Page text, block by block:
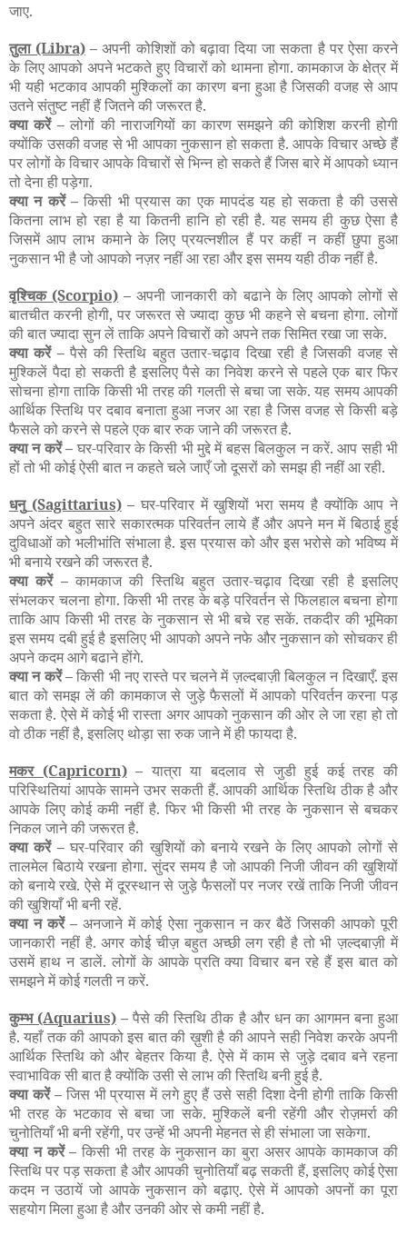
जाए.
तुला(Libra) – अपनी कोशिशों को बढ़ावा दिया जा सकता है पर ऐसा करने
के लिए आपको अपने भटकते हुए विचारों को थामना होगा. कामकाज के क्षेत्र में
भी यही भटकाव आपकी मुश्किलों का कारण बना हुआ है जिसकी वजह से आप
उतने संतुष्ट नहीं हैं जितने की जरूरत है.
क्या करें –लोगों की नाराजगियों का कारण समझने की कोशिश करनी होगी
क्योंकि उसकी वजह से भी आपका नुकसान हो सकता है. आपके विचार अच्छे हैं
पर लोगों के विचार आपके विचारों से भिन्न हो सकते हैं जिस बारे में आपको ध्यान
तो देना ही पड़ेगा.
क्या न करें –किसी भी प्रयास का एक मापदंड यह हो सकता है की उससे
कितना लाभ हो रहा है या कितनी हानि हो रही है. यह समय ही कुछ ऐसा है
जिसमें आप लाभ कमाने के लिए प्रयत्नशील हैं पर कहीं न कहीं छुपा हुआ
नुकसान भी है जो आपको नज़र नहीं आ रहा और इस समय यही ठीक नहीं है.
वृश्चिक(Scorpio) – अपनी जानकारी को बढाने के लिए आपको लोगों से
बातचीत करनी होगी, पर जरूरत से ज्यादा कुछ भी कहने से बचना होगा. लोगों
की बात ज्यादा सुन लें ताकि अपने विचारों को अपने तक सिमित रखा जा सके.
क्या करें –पैसे की स्तिथि बहुत उतार-चढ़ाव दिखा रही है जिसकी वजह से
मुश्किलें पैदा हो सकती है इसलिए पैसे का निवेश करने से पहले एक बार फिर
सोचना होगा ताकि किसी भी तरह की गलती से बचा जा सके. यह समय आपकी
आर्थिक स्तिथि पर दबाव बनाता हुआ नजर आ रहा है जिस वजह से किसी बड़े
फैसले को करने से पहले एक बार रुक जाने की जरूरत है.
क्या न करें – घर-परिवार के किसी भी मुद्दे में बहस बिलकुल न करें. आप सही भी
हों तो भी कोई ऐसी बात न कहते चले जाएँ जो दूसरों को समझ ही नहीं आ रही.
धनु(Sagittarius)– घर-परिवार में खुशियों भरा समय है क्योंकि आप ने
अपने अंदर बहुत सारे सकारत्मक परिवर्तन लाये हैं और अपने मन में बिठाई हुई
दुविधाओं को भलीभांति संभाला है. इस प्रयास को और इस भरोसे को भविष्य में
भी बनाये रखने की जरूरत है.
क्या करें –कामकाज की स्तिथि बहुत उतार-चढ़ाव दिखा रही है इसलिए
संभलकर चलना होगा. किसी भी तरह के बड़े परिवर्तन से फिलहाल बचना होगा
ताकि आप किसी भी तरह के नुकसान से भी बचे रह सकें. तकदीर की भूमिका
इस समय दबी हुई है इसलिए भी आपको अपने नफे और नुकसान को सोचकर ही
अपने कदम आगे बढाने होंगे.
क्या न करें –किसी भी नए रास्ते पर चलने में ज़ल्दबाज़ी बिलकुल न दिखाएँ. इस
बात को समझ लें की कामकाज से जुड़े फैसलों में आपको परिवर्तन करना पड़
सकता है. ऐसे में कोई भी रास्ता अगर आपको नुकसान की ओर ले जा रहा हो तो
वो ठीक नहीं है, इसलिए थोड़ा सा रुक जाने में ही फायदा है.
मकर(Capricorn)– यात्रा या बदलाव से जुडी हुई कई तरह की
परिस्थितियां आपके सामने उभर सकती हैं. आपकी आर्थिक स्तिथि ठीक है और
आपके लिए कोई कमी नहीं है. फिर भी किसी भी तरह के नुकसान से बचकर
निकल जाने की जरूरत है.
क्या करें – घर-परिवार की खुशियों को बनाये रखने के लिए आपको लोगों से
तालमेल बिठाये रखना होगा. सुंदर समय है जो आपकी निजी जीवन की खुशियों
को बनाये रखे. ऐसे में दूरस्थान से जुड़े फैसलों पर नजर रखें ताकि निजी जीवन
की खुशियाँ भी बनी रहें.
क्या न करें –अनजाने में कोई ऐसा नुकसान न कर बैठें जिसकी आपको पूरी
जानकारी नहीं है. अगर कोई चीज़ बहुत अच्छी लग रही है तो भी ज़ल्दबाज़ी में
उसमें हाथ न डालें. लोगों के आपके प्रति क्या विचार बन रहे हैं इस बात को
समझने में कोई गलती न करें.
कुम्भ(Aquarius) – पैसे की स्तिथि ठीक है और धन का आगमन बना हुआ
है. यहाँ तक की आपको इस बात की ख़ुशी है की आपने सही निवेश करके अपनी
आर्थिक स्तिथि को और बेहतर किया है. ऐसे में काम से जुड़े दबाव बने रहना
स्वाभाविक सी बात है क्योंकि उसी से लाभ की स्तिथि बनी हुई है.
क्या करें – जिस भी प्रयास में लगे हुए हैं उसे सही दिशा देनी होगी ताकि किसी
भी तरह के भटकाव से बचा जा सके. मुश्किलें बनी रहेंगी और रोज़मर्रा की
चुनोतियाँ भी बनी रहेंगी, पर उन्हें भी अपनी मेहनत से ही संभाला जा सकेगा.
क्या न करें –किसी भी तरह के नुकसान का बुरा असर आपके कामकाज की
स्तिथि पर पड़ सकता है और आपकी चुनोतियाँ बढ़ सकती हैं, इसलिए कोई ऐसा
कदम न उठायें जो आपके नुकसान को बढ़ाए. ऐसे में आपको अपनों का पूरा
सहयोग मिला हुआ है और उनकी ओर से कमी नहीं है.